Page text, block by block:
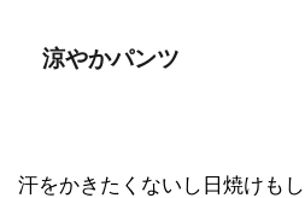
涼やかパンツ
汗をかきたくないし日焼けもし